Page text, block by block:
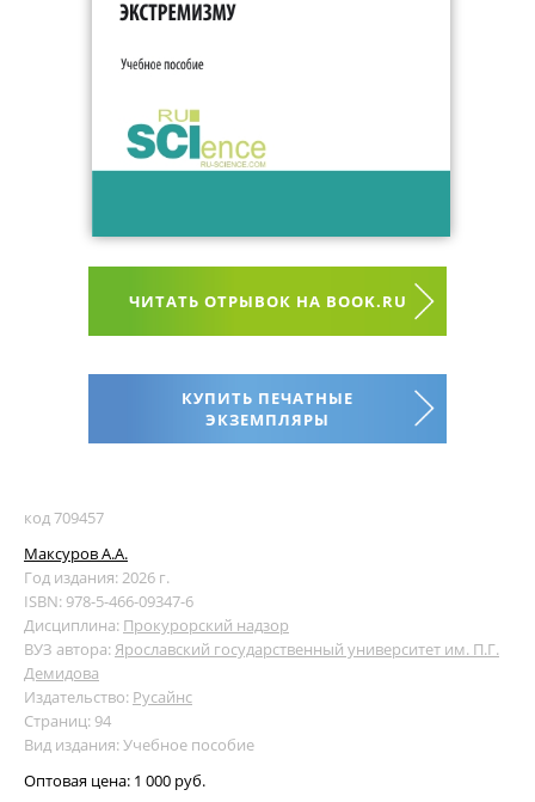
ЧИТАТЬ ОТРЫВОК НА BOOK.RU
КУПИТЬ ПЕЧАТНЫЕ
ЭКЗЕМПЛЯРЫ
код 709457
Максуров А.А.
Год издания: 2026 г.
ISBN: 978-5-466-09347-6
Дисциплина: Прокурорский надзор
ВУЗ автора: Ярославский государственный университет им. П.Г.
Демидова
Издательство: Русайнс
Страниц: 94
Вид издания: Учебное пособие
Оптовая цена: 1 000 руб.